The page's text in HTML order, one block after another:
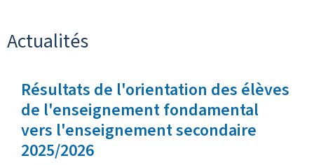
Actualités
Résultats de l'orientation des élèves
de l'enseignement fondamental
vers l'enseignement secondaire
2025/2026